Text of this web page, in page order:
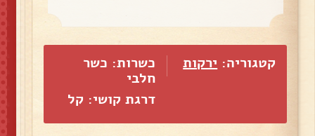
קטגוריה: ירקות
כשרות: כשר
חלבי
דרגת קושי: קל